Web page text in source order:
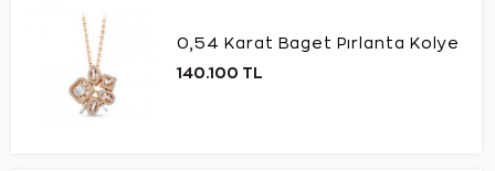
0,54 Karat Baget Pırlanta Kolye
140.100 TL